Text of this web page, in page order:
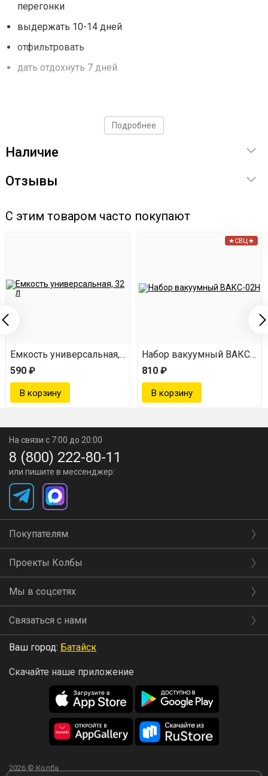
перегонки
выдержать 10-14 дней
отфильтровать
дать отдохнуть 7 дней
Подробнее
Наличие
Отзывы
С этим товаром часто покупают
Емкость универсальная, 32 л
590 ₽
★СВЦ★
Набор вакуумный ВАКС-
810 ₽
На связи с 7:00 до 20:00
8 (800) 222-80-11
или пишите в мессенджер:
Покупателям
Проекты Колбы
Мы в соцсетях
Связаться с нами
Ваш город: Батайск
Скачайте наше приложение
2026 © Колба